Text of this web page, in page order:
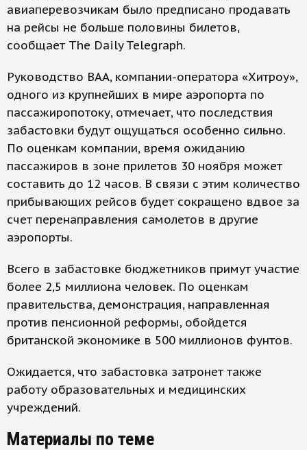
авиаперевозчикам было предписано продавать
на рейсы не больше половины билетов,
сообщает The Daily Telegraph.
Руководство BAA, компании-оператора «Хитроу»,
одного из крупнейших в мире аэропорта по
пассажиропотоку, отмечает, что последствия
забастовки будут ощущаться особенно сильно.
По оценкам компании, время ожиданию
пассажиров в зоне прилетов 30 ноября может
составить до 12 часов. В связи с этим количество
прибывающих рейсов будет сокращено вдвое за
счет перенаправления самолетов в другие
аэропорты.
Всего в забастовке бюджетников примут участие
более 2,5 миллиона человек. По оценкам
правительства, демонстрация, направленная
против пенсионной реформы, обойдется
британской экономике в 500 миллионов фунтов.
Ожидается, что забастовка затронет также
работу образовательных и медицинских
учреждений.
Материалы по теме